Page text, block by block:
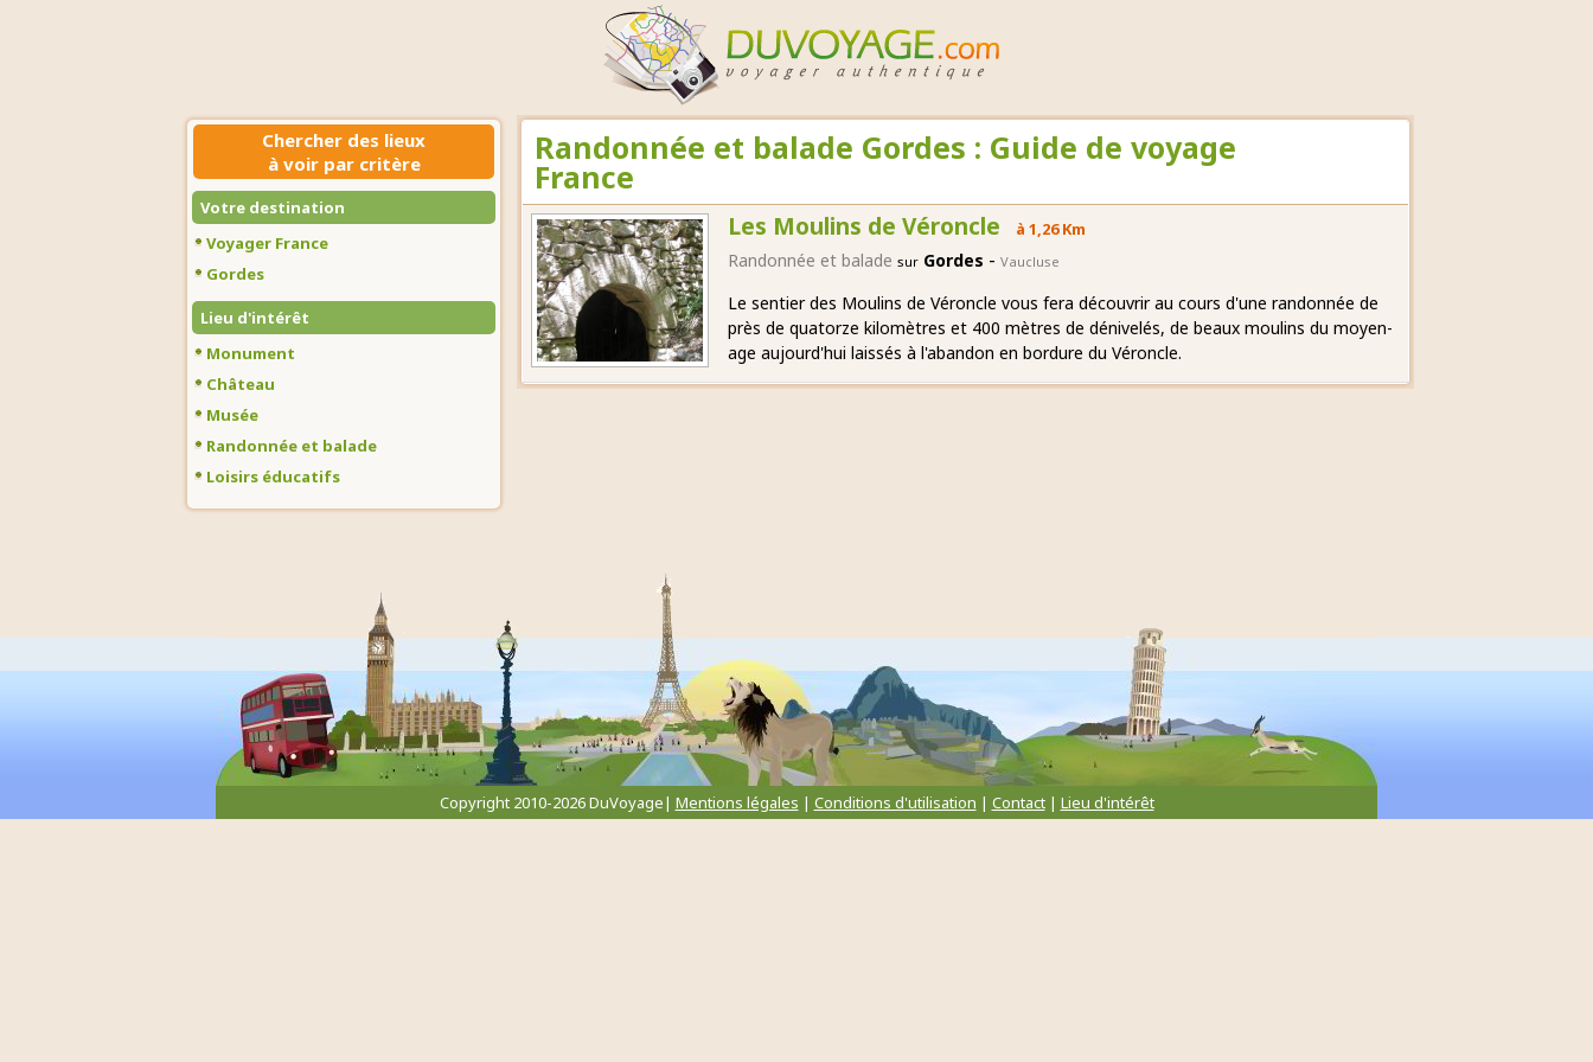
Chercher des lieux
à voir par critère
Votre destination
Voyager France
Gordes
Lieu d'intérêt
Monument
Château
Musée
Randonnée et balade
Loisirs éducatifs
Randonnée et balade Gordes : Guide de voyage
France
Les Moulins de Véroncle à 1,26 Km
Randonnée et balade sur Gordes - Vaucluse
Le sentier des Moulins de Véroncle vous fera découvrir au cours d'une randonnée de
près de quatorze kilomètres et 400 mètres de dénivelés, de beaux moulins du moyen-
age aujourd'hui laissés à l'abandon en bordure du Véroncle.
Copyright 2010-2026 DuVoyage| Mentions légales | Conditions d'utilisation | Contact| Lieu d'intérêt